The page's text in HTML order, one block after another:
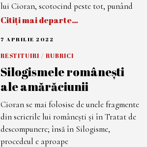
lui Cioran, scotocind peste tot, punând
Citiți mai departe…
7 APRILIE 2022
A
R
I
L
I
2
2
2
RESTITUIRI / RUBRICI
Silogismele româneşti
ale amărăciunii
Cioran se mai folosise de unele fragmente
din scrierile lui româneşti şi în Tratat de
descompunere; însă în Silogisme,
procedeul e aproape